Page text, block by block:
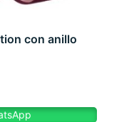
con anillo